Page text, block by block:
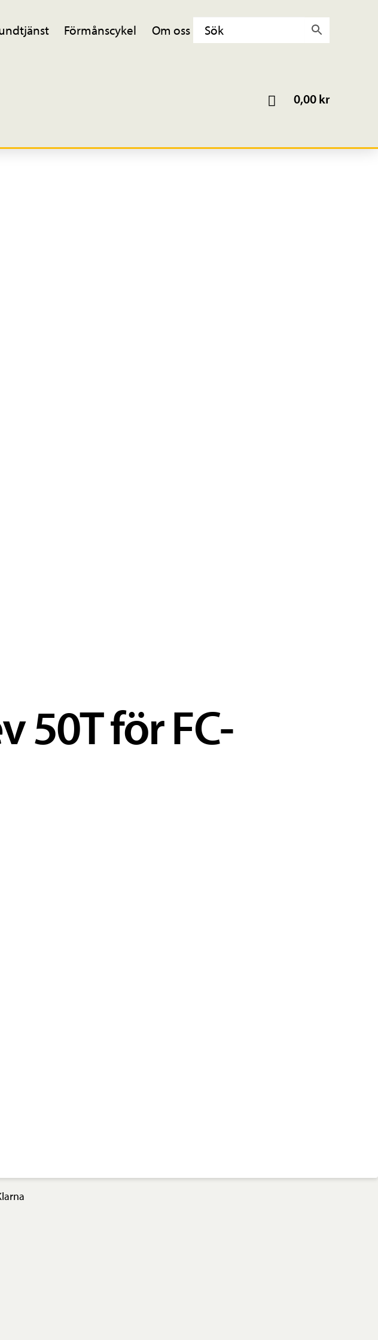
Förmånscykel Om oss
0,00kr
50T för FC-